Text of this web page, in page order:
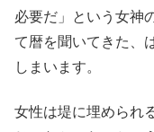
必要だ」という女神
て暦を聞いてきた、
しまいます。
女性は堤に埋められ